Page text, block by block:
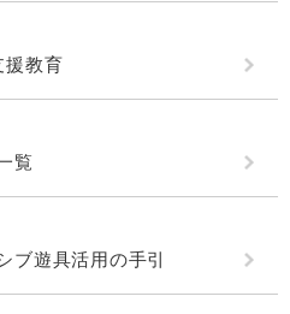
援教育
覧
ブ遊具活用の手引